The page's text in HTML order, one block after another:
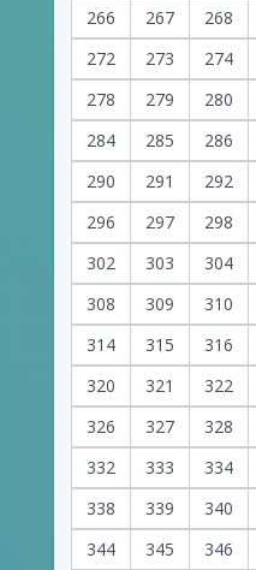
266
267 268
272
273 274
278
279 280
284
285 286
290
291 292
296
297 298
302
303 304
308
309 310
314
315 316
320
321 322
326
327 328
332
333 334
338
339 340
344
345 346